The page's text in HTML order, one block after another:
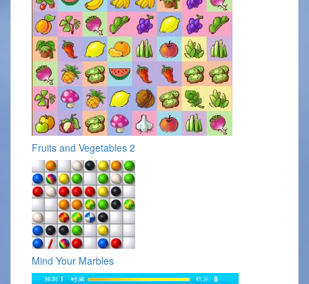
Fruits and Vegetables 2
Mind Your Marbles